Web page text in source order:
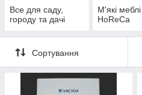
Все для саду,
городу та дачі
М'які меблі
HoReCa
Сортування